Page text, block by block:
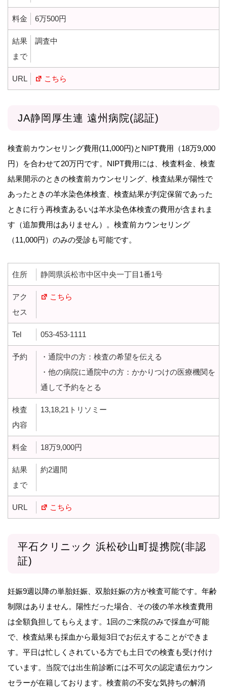
料金 6万500円
結果
まで
調査中
URL こちら
JA静岡厚生連 遠州病院(認証)
検査前カウンセリング費用(11,000円)とNIPT費用（18万9,000
円）を合わせて20万円です。NIPT費用には、検査料金、検査
結果開示のときの検査前カウンセリング、検査結果が陽性で
あったときの羊水染色体検査、検査結果が判定保留であった
ときに行う再検査あるいは羊水染色体検査の費用が含まれま
す（追加費用はありません）。検査前カウンセリング
（11,000円）のみの受診も可能です。
住所 静岡県浜松市中区中央一丁目1番1号
アク
セス
こちら
Tel 053-453-1111
予約
・通院中の方：検査の希望を伝える
・他の病院に通院中の方：かかりつけの医療機関を
通して予約をとる
検査
内容
13,18,21トリソミー
料金 18万9,000円
結果
まで
約2週間
URL こちら
平石クリニック 浜松砂山町提携院(非認
証)
妊娠9週以降の単胎妊娠、双胎妊娠の方が検査可能です。年齢
制限はありません。陽性だった場合、その後の羊水検査費用
は全額負担してもらえます。1回のご来院のみで採血が可能
で、検査結果も採血から最短3日でお伝えすることができま
す。平日は忙しくされている方でも土日での検査も受け付け
ています。当院では出生前診断には不可欠の認定遺伝カウン
セラーが在籍しております。検査前の不安な気持ちの解消